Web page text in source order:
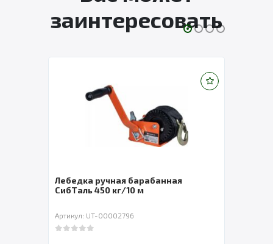
заинтересовать
Лебедка ручная барабанная
СибТаль 450 кг/10 м
Артикул: UT-00002796